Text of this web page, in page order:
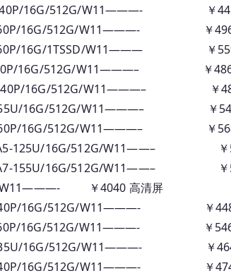
16G/512G/W11———- ￥4410
16G/512G/W11———- ￥4960
16G/1TSSD/W11——— ￥5590
16G/512G/W11———– ￥4860
16G/512G/W11———– ￥
16G/512G/W11———– ￥
16G/512G/W11———– ￥5680
16G/512G/W11——– ￥
16G/512G/W11——– ￥
W11———- ￥4040 高清屏
16G/512G/W11———- ￥4480
16G/512G/W11———- ￥5460
16G/512G/W11———- ￥4640
16G/512G/W11———- ￥4740